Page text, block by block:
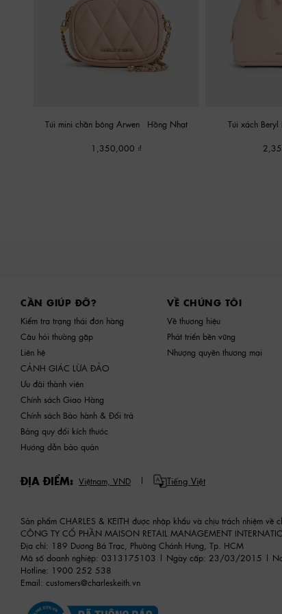
Túi mini chần bông Arwen
Hồng Nhạt
1,350,000
Túi xách Beryl
CẦN GIÚP ĐỠ?
Kiểm tra trạng thái đơn hàng
Câu hỏi thường gặp
Liên hệ
CẢNH GIÁC LỪA ĐẢO
Ưu đãi thành viên
Chính sách Giao Hàng
Chính sách Bảo hành & Đổi trả
Bảng quy đổi kích thước
Hướng dẫn bảo quản
VỀ CHÚNG TÔI
Về thương hiệu
Phát triển bền vững
Nhượng quyền thương mại
ĐỊA ĐIỂM: Việtnam, VND Tiếng Việt
Sản phẩm CHARLES & KEITH được nhập khẩu và chịu trách nhiệm về
CÔNG TY CỔ PHẦN MAISON RETAIL MANAGEMENT
Địa chỉ: 189 Dương Bá Trạc, Phường Chánh Hưng, Tp. HCM
Mã số doanh nghiệp: 0313175103 | Ngày cấp: 23/03/2015 |
Hotline: 1900 252 538
Email: customers@charleskeith.vn